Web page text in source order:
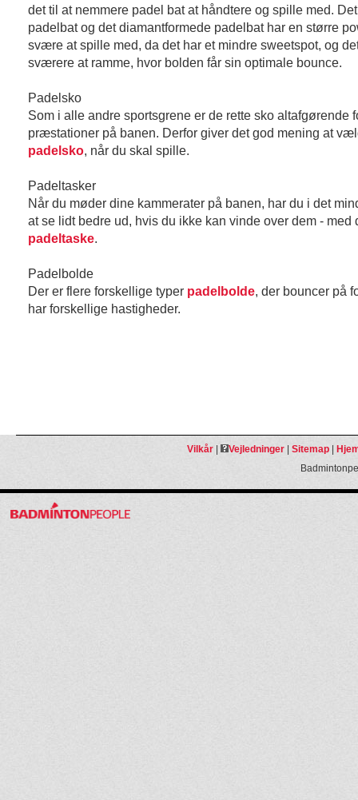
det til at nemmere padel bat at håndtere og spille med.
padelbat og det diamantformede padelbat har en større
svære at spille med, da det har et mindre sweetspot, og
sværere at ramme, hvor bolden får sin optimale bounce.
Padelsko
Som i alle andre sportsgrene er de rette sko altafgørende
præstationer på banen. Derfor giver det god mening at
padelsko, når du skal spille.
Padeltasker
Når du møder dine kammerater på banen, har du i det
at se lidt bedre ud, hvis du ikke kan vinde over dem - med
padeltaske.
Padelbolde
Der er flere forskellige typer padelbolde, der bouncer på
har forskellige hastigheder.
Vilkår| Vejledninger| Sitemap|